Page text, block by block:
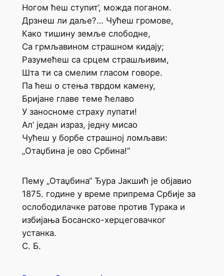
Ногом ћеш ступит’, можда поганом.
Дрзнеш ли даље?… Чућеш громове,
Како тишину земље слободне,
Са грмљавином страшном кидају;
Разумећеш са срцем страшљивим,
Шта ти са смелим гласом говоре.
Па ћеш о стења тврдом камену,
Бријане главе теме ћелаво
У заносноме страху лупати!
Ал’ један израз, једну мисао
Чућеш у борбе страшној ломљави:
„Отаџбина је ово Србина!“
Пему „Отаџбина“ Ђура Јакшић је објавио
1875. године у време припрема Србије за
ослободилачке ратове против Турака и
избијања Босанско-херцеговачког
устанка.
С. Б.